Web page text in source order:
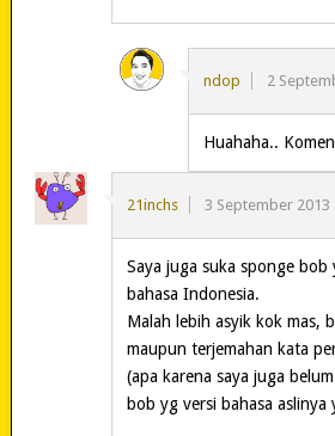
ndop 2
Huahaha..
21inchs 3 September 2013
Saya juga suka sponge
bahasa Indonesia.
Malah lebih asyik kok mas,
maupun terjemahan kata
(apa karena saya juga
bob yg versi bahasa aslinya